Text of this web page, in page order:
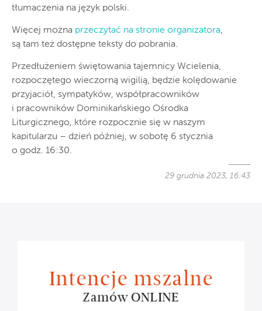
tłumaczenia na język polski.
Więcej można przeczytać na stronie organizatora,
są tam też dostępne teksty do pobrania.
Przedłużeniem świętowania tajemnicy Wcielenia,
rozpoczętego wieczorną wigilią, będzie kolędowanie
przyjaciół, sympatyków, współpracowników
i pracowników Dominikańskiego Ośrodka
Liturgicznego, które rozpocznie się w naszym
kapitularzu – dzień później, w sobotę 6 stycznia
o godz. 16:30.
29 grudnia 2023, 16:43